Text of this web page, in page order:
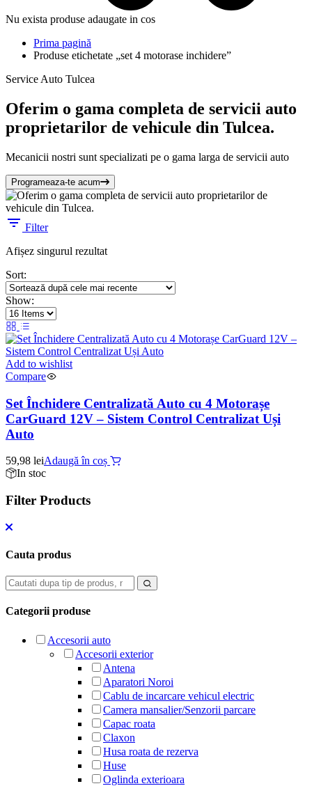
Nu exista produse adaugate in cos
Prima pagină
Produse etichetate „set 4 motorase inchidere”
Service Auto Tulcea
Oferim o gama completa de servicii auto
proprietarilor de vehicule din Tulcea.
Mecanicii nostri sunt specializati pe o gama larga de servicii auto
Programeaza-te acum
Filter
Afișez singurul rezultat
Sort:
Show:
Add to wishlist
Compare
Set Închidere Centralizată Auto cu 4 Motorașe
CarGuard 12V – Sistem Control Centralizat Uși
Auto
59,98 leiAdaugă în coș
In stoc
Filter Products
Cauta produs
Categorii produse
Accesorii auto
Accesorii exterior
Antena
Aparatori Noroi
Cablu de incarcare vehicul electric
Camera mansalier/Senzorii parcare
Capac roata
Claxon
Husa roata de rezerva
Huse
Oglinda exterioara